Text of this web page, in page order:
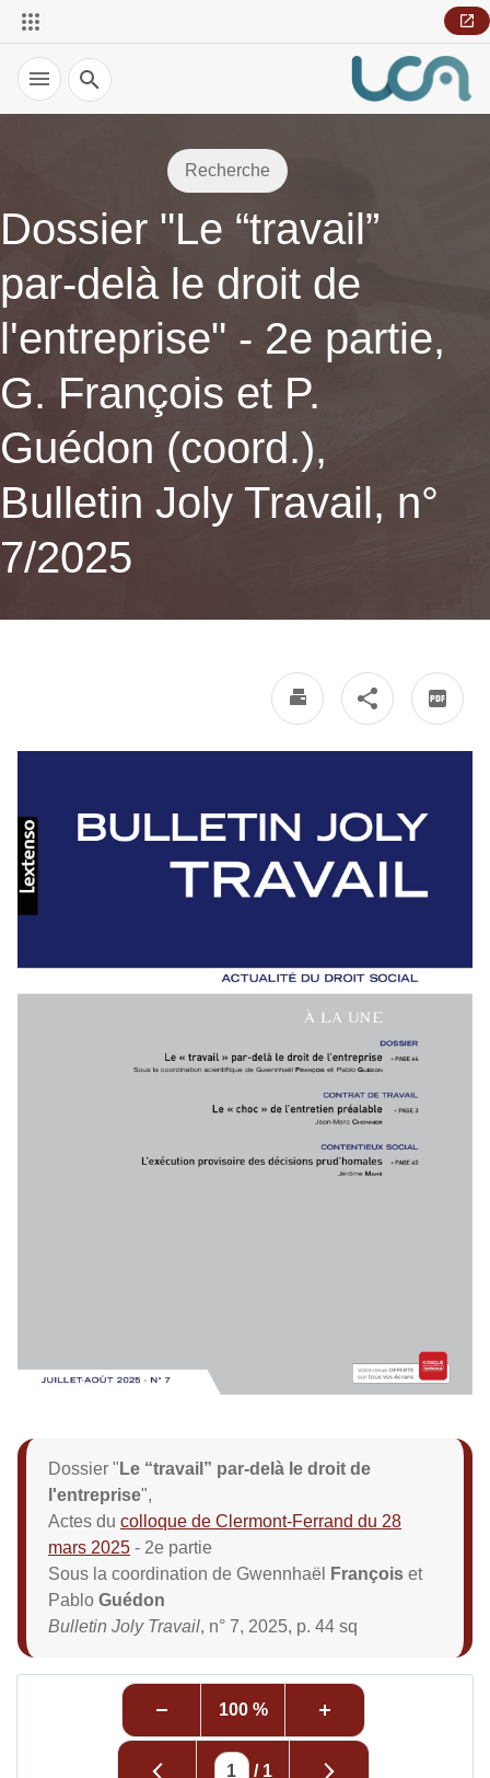
Recherche
Recherche
Dossier "Le “travail”
par-delà le droit de
l'entreprise" - 2e partie,
G. François et P.
Guédon (coord.),
Bulletin Joly Travail, n°
7/2025
Dossier " Le “travail” par-delà le droit de
l'entreprise",
Actes du colloque de Clermont-Ferrand du 28
mars 2025 - 2e partie
Sous la coordination de Gwennhaël
François et
Pablo Guédon
Bulletin Joly Travail, n° 7, 2025, p. 44 sq
100 %
/ 1